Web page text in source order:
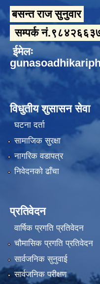
बसन्त राज सुनुवार
सम्पर्क
ईमेलः
विधुतीय शुसासन सेवा
घटना दर्ता
सामाजिक सुरक्षा
नागरिक वडापत्र
निवेदनको ढाँचा
प्रतिवेदन
वार्षिक प्रगति प्रतिवेदन
चौमासिक प्रगति प्रतिवेदन
सार्वजनिक सुनुवाई
सार्वजनिक परीक्षण